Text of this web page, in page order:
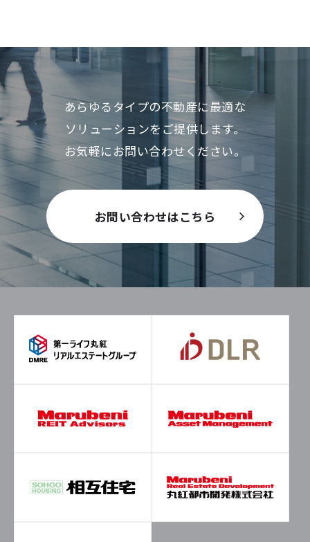
あらゆるタイプの不動産に最適な
ソリューションをご提供します。
お気軽にお問い合わせください。
お問い合わせはこちら